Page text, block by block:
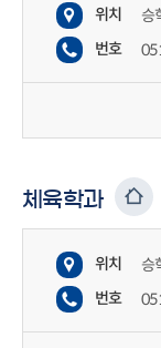
위치
승
번호
체육학과
위치
승
번호